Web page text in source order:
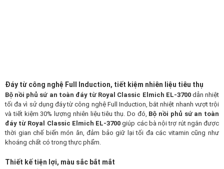
Đáy từ công nghệ Full Induction, tiết kiệm nhiên liệu tiêu thụ
Bộ nồi phủ sứ an toàn đáy từ Royal Classic Elmich EL-3700dẫn nhiệt
tối đa vì sử dụng đáy từ công nghệ Full Induction, bắt nhiệt nhanh vượt trội
và tiết kiệm 30% lượng nhiên liệu tiêu thụ. Do đó, Bộ nồi phủ sứ an toàn
đáy từ Royal Classic Elmich EL-3700​ giúp các bà nội trợ rút ngắn được
thời gian chế biến món ăn, đảm bảo giữ lại tối đa các vitamin cũng như
khoáng chất có trong thực phẩm.
Thiết kế tiện lợi, màu sắc bắt mắt